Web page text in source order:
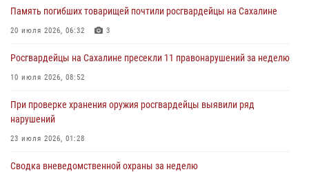
пунктов
30 июля 2026, 07:18
Память погибших товарищей почтили росгвардейцы на Сахалине
20 июля 2026, 06:32 3
Росгвардейцы на Сахалине пресекли 11 правонарушений за неделю
10 июля 2026, 08:52
При проверке хранения оружия росгвардейцы выявили ряд
нарушений
23 июля 2026, 01:28
Сводка вневедомственной охраны за неделю